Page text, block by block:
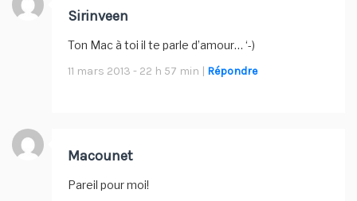
Sirinveen
Ton Mac à toi il te parle d’amour… ‘-)
11 mars 2013 - 22 h 57 min | Répondre
Macounet
Pareil pour moi!